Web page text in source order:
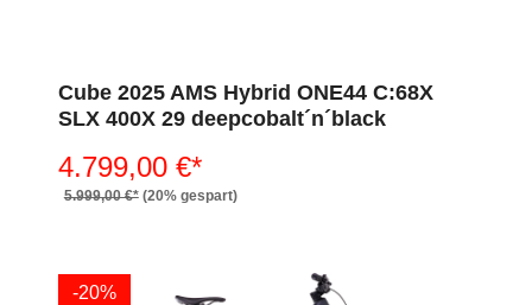
Cube 2025 AMS Hybrid ONE44 C:68X
SLX 400X 29 deepcobalt´n´black
4.799,00 €*
5.999,00 €* (20% gespart)
-20%